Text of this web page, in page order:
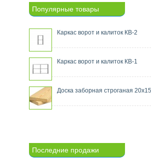
Популярные товары
Каркас ворот и калиток КВ-2
Каркас ворот и калиток КВ-1
Доска заборная строганая
Последние продажи